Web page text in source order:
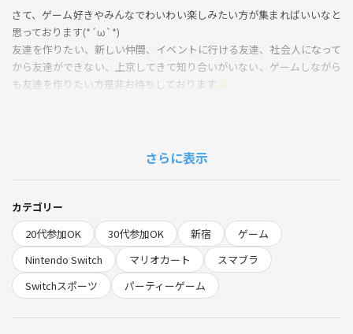
さて、ゲーム好きやみんなでわいわい楽しみたい方が集まればいいなと
思っております(*´ω`*)
友達を作りたい、新しい仲間、イベントに行ける友達、社会人になって
から友達ができない、上京してきて知り合いがいない、ゲームしながら
も友達を作りたい方是非お待ちしております✨️
初参加の方も僕がお声がけしまうのでご安心ください～✨️
平均的に皆様20代～30代の方がいらっしゃいます(*´ω`*)
※参加される方にはネームプレートをお渡しします(｡>﹏<｡)名前分から
なくても大丈夫✌️
さらに表示
カテゴリー
20代参加OK
30代参加OK 新宿
ゲーム
Nintendo Switch
マリオカート
スマブラ
Switchスポーツ
パーティーゲーム